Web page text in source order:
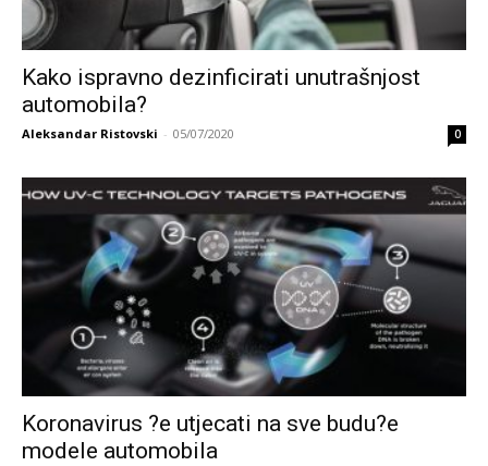
Kako ispravno dezinficirati unutrašnjost
automobila?
Aleksandar Ristovski - 05/07/2020 0
Koronavirus ?e utjecati na sve budu?e
modele automobila